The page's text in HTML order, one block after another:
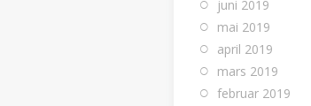
juni 2019
mai 2019
april 2019
mars 2019
februar 2019